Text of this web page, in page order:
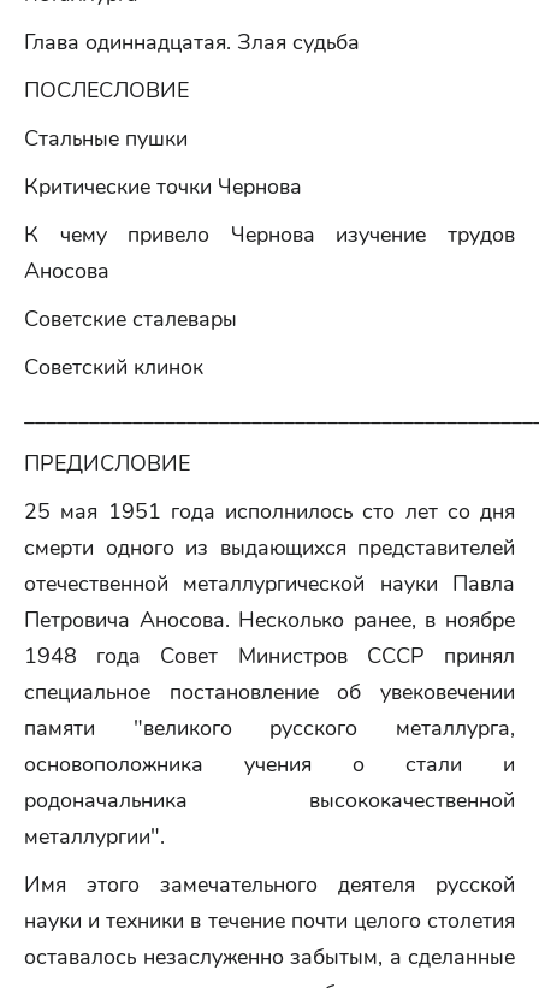
Глава одиннадцатая. Злая судьба
ПОСЛЕСЛОВИЕ
Стальные пушки
Критические точки Чернова
К чему привело Чернова изучение трудов
Аносова
Советские сталевары
Советский клинок
ПРЕДИСЛОВИЕ
25 мая 1951 года исполнилось сто лет со дня
смерти одного из выдающихся представителей
отечественной металлургической науки Павла
Петровича Аносова. Несколько ранее, в ноябре
1948 года Совет Министров СССР принял
специальное постановление об увековечении
памяти "великого русского металлурга,
основоположника учения о стали и
родоначальника высококачественной
металлургии".
Имя этого замечательного деятеля русской
науки и техники в течение почти целого столетия
оставалось незаслуженно забытым, а сделанные